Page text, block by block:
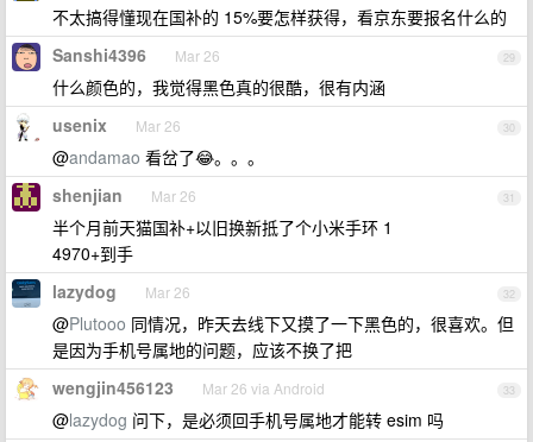
不太搞得懂现在国补的 15%要怎样获得，看京东要报名什么的
29
Sanshi4396 Mar 26
什么颜色的，我觉得黑色真的很酷，很有内涵
30
usenix Mar 26
@andamao 看岔了😂。。。
31
shenjian Mar 26
半个月前天猫国补+以旧换新抵了个小米手环 1
4970+到手
32
lazydog Mar 26
@Plutooo 同情况，昨天去线下又摸了一下黑色的，很喜欢。但
是因为手机号属地的问题，应该不换了把
33
wengjin456123 Mar 26 via Android
@lazydog 问下，是必须回手机号属地才能转 esim 吗